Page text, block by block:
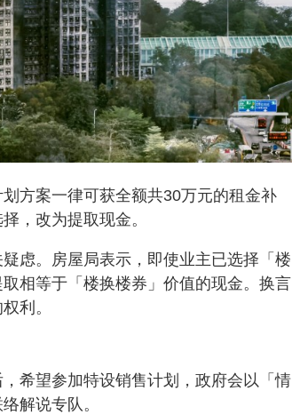
方案一律可获全额共30万元的租金补
，改为提取现金。
虑。房屋局表示，即使业主已选择「楼
相等于「楼换楼券」价值的现金。换言
利。
希望参加特设销售计划，政府会以「情
解说专队。